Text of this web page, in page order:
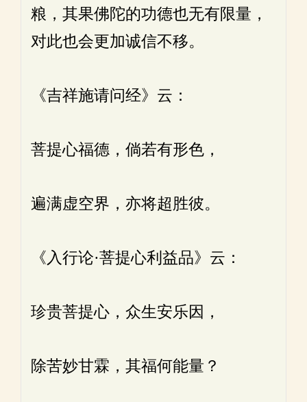
粮，其果佛陀的功德也无有限量，
对此也会更加诚信不移。
《吉祥施请问经》云：
菩提心福德，倘若有形色，
遍满虚空界，亦将超胜彼。
《入行论·菩提心利益品》云：
珍贵菩提心，众生安乐因，
除苦妙甘霖，其福何能量？